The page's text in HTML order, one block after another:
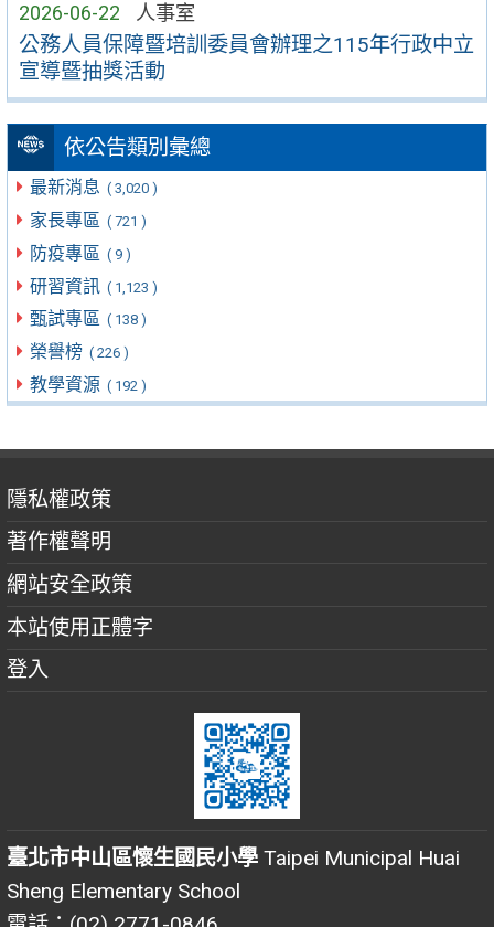
2026-06-22 人事室
公務人員保障暨培訓委員會辦理之115年行政中立
宣導暨抽獎活動
依公告類別彙總
最新消息 ( 3,020 )
家長專區 ( 721 )
防疫專區 ( 9 )
研習資訊 ( 1,123 )
甄試專區 ( 138 )
榮譽榜 ( 226 )
教學資源 ( 192 )
隱私權政策
著作權聲明
網站安全政策
本站使用正體字
登入
臺北市中山區懷生國民小學 Taipei Municipal Huai
Sheng Elementary School